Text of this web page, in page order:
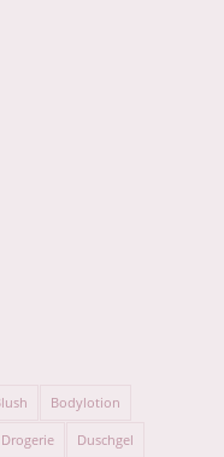
Bodylotion
Drogerie Duschgel